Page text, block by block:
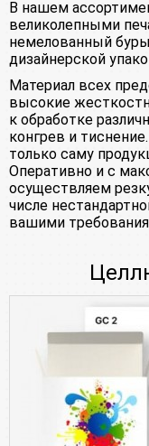
В нашем
великолепными
немелованный
дизайнерской
Материал всех
высокие
к обработке
конгрев и
только саму
Оперативно и с
осуществляем
числе
вашими